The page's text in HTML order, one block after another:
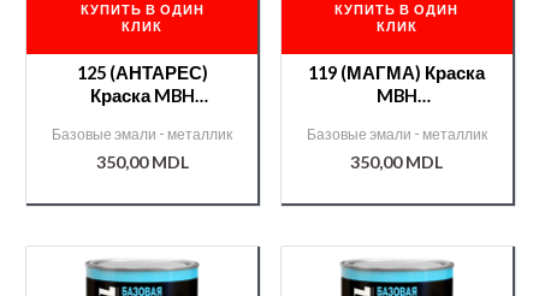
КУПИТЬ В ОДИН
КЛИК
125 (АНТАРЕС)
Краска MBH
Базовые эмали - металлик
350,00MDL
КУПИТЬ В ОДИН
КЛИК
119 (МАГМА) Краска
MBH
Базовые эмали - металлик
350,00MDL